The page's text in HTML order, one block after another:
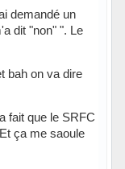
demandé un
dit "non" ". Le
bah on va dire
fait que le SRFC
ça me saoule